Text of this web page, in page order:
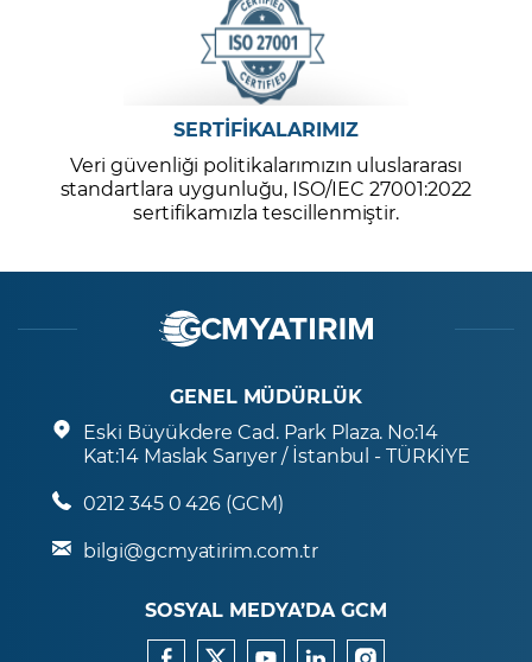
SERTİFİKALARIMIZ
Veri güvenliği politikalarımızın uluslararası
standartlara uygunluğu, ISO/IEC 27001:2022
sertifikamızla tescillenmiştir.
GENEL MÜDÜRLÜK
Eski Büyükdere Cad. Park Plaza. No:14
Kat:14 Maslak Sarıyer / İstanbul - TÜRKİYE
0212 345 0 426 (GCM)
bilgi@gcmyatirim.com.tr
SOSYAL MEDYA’DA GCM